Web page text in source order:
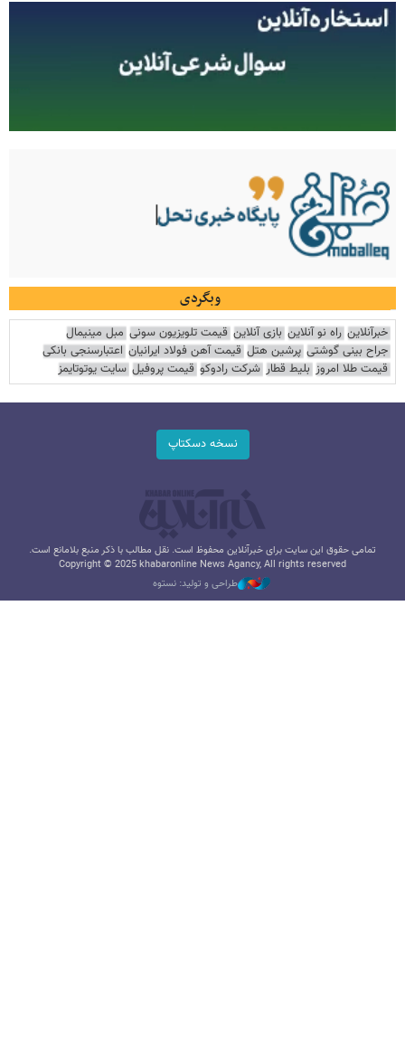
وبگردی
خبرآنلاین راه نو آنلاین بازی آنلاین قیمت تلویزیون سونی مبل مینیمال
جراح بینی گوشتی پرشین هتل قیمت آهن فولاد ایرانیان اعتبارسنجی بانکی
قیمت طلا امروز بلیط قطار شرکت رادوکو قیمت پروفیل سایت یوتوتایمز
نسخه دسکتاپ
تمامی حقوق این سایت برای خبرآنلاین محفوظ است. نقل مطالب با ذکر منبع بلامانع است.
Copyright © 2025 khabaronline News Agancy, All rights reserved
طراحی و تولید: نستوه